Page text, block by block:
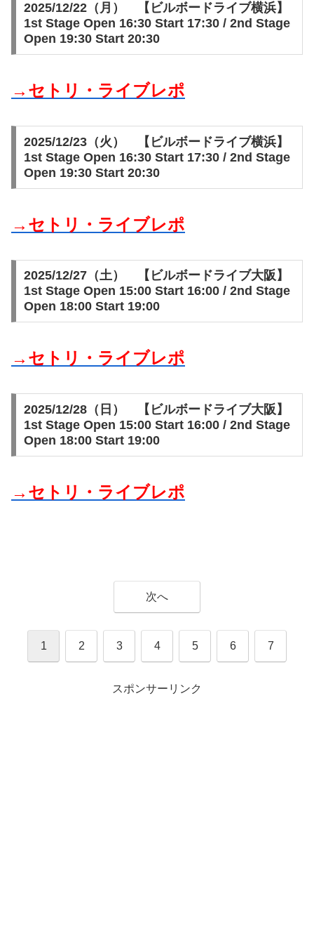
2025/12/22（月） 【ビルボードライブ横浜】
1st Stage Open 16:30 Start 17:30 / 2nd Stage
Open 19:30 Start 20:30
→セトリ・ライブレポ
2025/12/23（火） 【ビルボードライブ横浜】
1st Stage Open 16:30 Start 17:30 / 2nd Stage
Open 19:30 Start 20:30
→セトリ・ライブレポ
2025/12/27（土） 【ビルボードライブ大阪】
1st Stage Open 15:00 Start 16:00 / 2nd Stage
Open 18:00 Start 19:00
→セトリ・ライブレポ
2025/12/28（日） 【ビルボードライブ大阪】
1st Stage Open 15:00 Start 16:00 / 2nd Stage
Open 18:00 Start 19:00
→セトリ・ライブレポ
次へ
1 2 3 4 5 6 7
スポンサーリンク